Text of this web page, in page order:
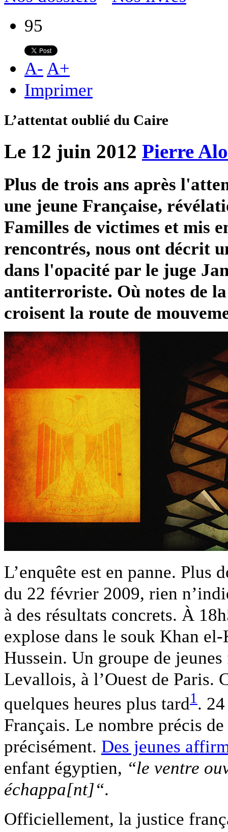
95
A- A+
Imprimer
L’attentat oublié du Caire
Le 12 juin 2012 Pierre
Plus de trois ans après
une jeune Française,
Familles de victimes et mis
rencontrés, nous ont décrit
dans l'opacité par le juge
antiterroriste. Où notes de
croisent la route de
L’enquête est en panne. Plus
du 22 février 2009, rien
à des résultats concrets. À
explose dans le souk Khan
Hussein. Un groupe de
Levallois, à l’Ouest de Paris.
quelques heures plus tard1 .
Français. Le nombre précis
précisément. Des jeunes
enfant égyptien, “le ventre
échappa[nt]“.
Officiellement, la justice